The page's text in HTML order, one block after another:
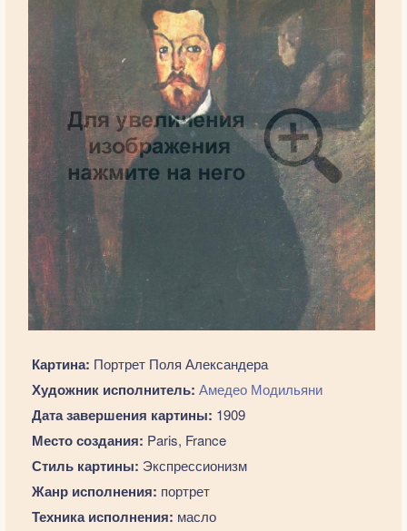
Картина: Портрет Поля Александера
Художник исполнитель: Амедео Модильяни
Дата завершения картины: 1909
Место создания: Paris, France
Стиль картины: Экспрессионизм
Жанр исполнения: портрет
Техника исполнения: масло